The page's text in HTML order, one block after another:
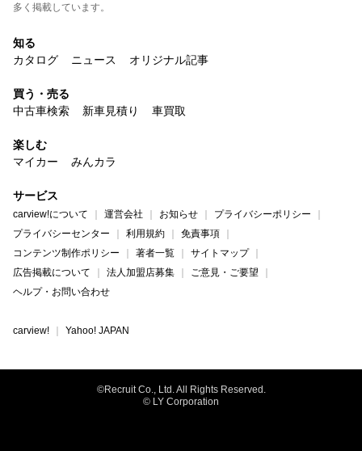
多く掲載しています。
知る
カタログ
ニュース オリジナル記事
買う・売る
中古車検索
新車見積り 車買取
楽しむ
マイカー
みんカラ
サービス
carview!について 運営会社 お知らせ
プライバシーポリシー
プライバシーセンター
利用規約
免責事項
コンテンツ制作ポリシー
著者一覧
サイトマップ
広告掲載について
法人加盟店募集
ご意見・ご要望
ヘルプ・お問い合わせ
carview! Yahoo! JAPAN
©Recruit Co., Ltd. All Rights Reserved.
© LY Corporation